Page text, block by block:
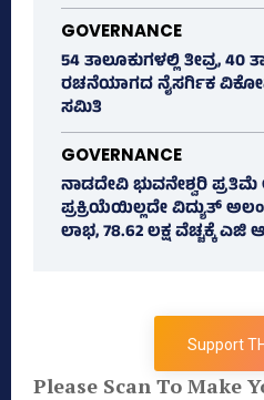
GOVERNANCE
54 ತಾಲೂಕುಗಳಲ್ಲಿ ತೀವ್ರ,
ರಚನೆಯಾಗದ ನೈಸರ್ಗಿಕ
ಸಮಿತಿ
GOVERNANCE
ನಾಡದೇವಿ ಭುವನೇಶ್ವರಿ
ಪ್ರಕ್ರಿಯೆಯಿಲ್ಲದೇ ವಿದ್ಯುತ್‌
ಲಾಭ, 78.62 ಲಕ್ಷ ವೆಚ್ಚಕ್ಕೆ ಎಜಿ
Support
Please Scan To Make